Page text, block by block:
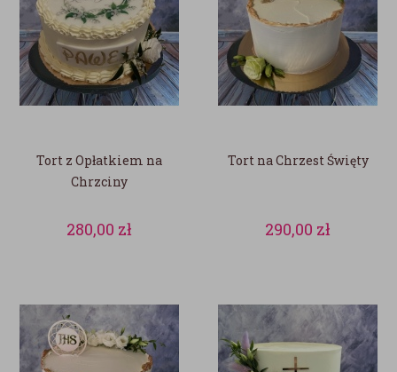
Tort z Opłatkiem na
Chrzciny
280,00 zł
Tort na Chrzest Święty
290,00 zł